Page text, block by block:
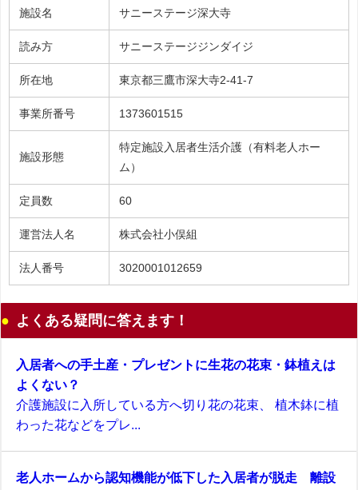
施設名 サニーステージ深大寺
読み方 サニーステージジンダイジ
所在地 東京都三鷹市深大寺2-41-7
事業所番号 1373601515
施設形態
特定施設入居者生活介護（有料老人ホー
ム）
定員数 60
運営法人名 株式会社小俣組
法人番号 3020001012659
よくある疑問に答えます！
入居者への手土産・プレゼントに生花の花束・鉢植えは
よくない？
介護施設に入所している方へ切り花の花束、 植木鉢に植
わった花などをプレ...
老人ホームから認知機能が低下した入居者が脱走 離設